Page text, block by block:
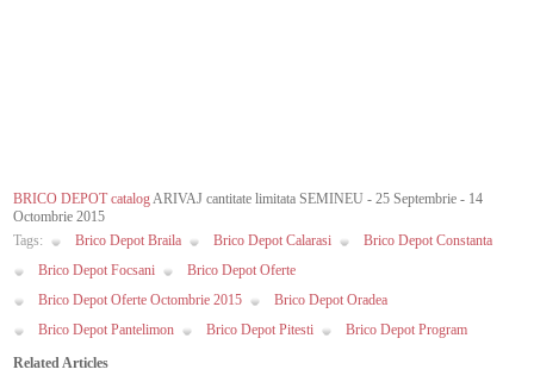
BRICO DEPOT catalog ARIVAJ cantitate limitata SEMINEU - 25 Septembrie - 14
Octombrie 2015
Tags:
Brico Depot Braila Brico Depot Calarasi
Brico Depot Constanta
Brico Depot Focsani
Brico Depot Oferte
Brico Depot Oferte Octombrie 2015
Brico Depot Oradea
Brico Depot Pantelimon
Brico Depot Pitesti
Brico Depot Program
Related Articles